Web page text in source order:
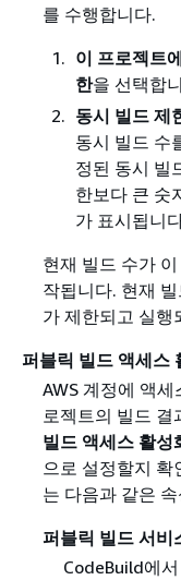
를 수행합니다.
이 프로젝트
한을 선택합
동시 빌드 제
동시 빌드 수
정된 동시 빌
한보다 큰 숫
가 표시됩니
현재 빌드 수가
작됩니다. 현재
가 제한되고 실행
퍼블릭 빌드 액세스
AWS 계정에 액
로젝트의 빌드 결
빌드 액세스 활성
으로 설정할지 확
는 다음과 같은
퍼블릭 빌드 서비
CodeBuild에